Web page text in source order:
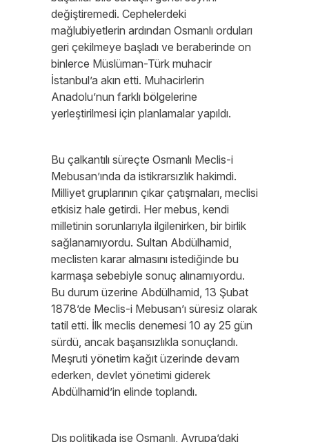
değiştiremedi. Cephelerdeki
mağlubiyetlerin ardından Osmanlı orduları
geri çekilmeye başladı ve beraberinde on
binlerce Müslüman-Türk muhacir
İstanbul’a akın etti. Muhacirlerin
Anadolu’nun farklı bölgelerine
yerleştirilmesi için planlamalar yapıldı.
Bu çalkantılı süreçte Osmanlı Meclis-i
Mebusan’ında da istikrarsızlık hakimdi.
Milliyet gruplarının çıkar çatışmaları, meclisi
etkisiz hale getirdi. Her mebus, kendi
milletinin sorunlarıyla ilgilenirken, bir birlik
sağlanamıyordu. Sultan Abdülhamid,
meclisten karar almasını istediğinde bu
karmaşa sebebiyle sonuç alınamıyordu.
Bu durum üzerine Abdülhamid, 13 Şubat
1878’de Meclis-i Mebusan’ı süresiz olarak
tatil etti. İlk meclis denemesi 10 ay 25 gün
sürdü, ancak başarısızlıkla sonuçlandı.
Meşruti yönetim kağıt üzerinde devam
ederken, devlet yönetimi giderek
Abdülhamid’in elinde toplandı.
Dış politikada ise Osmanlı, Avrupa’daki